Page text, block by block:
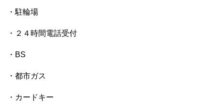
・駐輪場
・２４時間電話受付
・BS
・都市ガス
・カードキー